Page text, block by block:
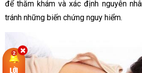
để thăm khám và xác định nguyên
tránh những biến chứng nguy hiểm.